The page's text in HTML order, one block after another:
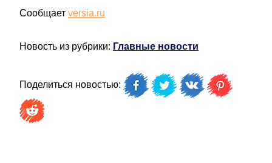
Сообщает versia.ru
Новость из рубрики: Главные новости
Поделиться новостью: